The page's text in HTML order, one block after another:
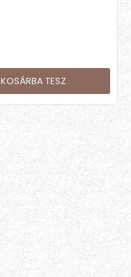
KOSÁRBA TESZ